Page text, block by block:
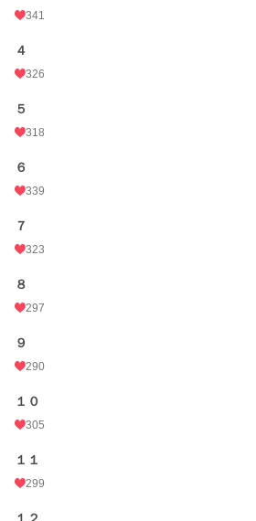
341
４
326
５
318
６
339
７
323
８
297
９
290
１０
305
１１
299